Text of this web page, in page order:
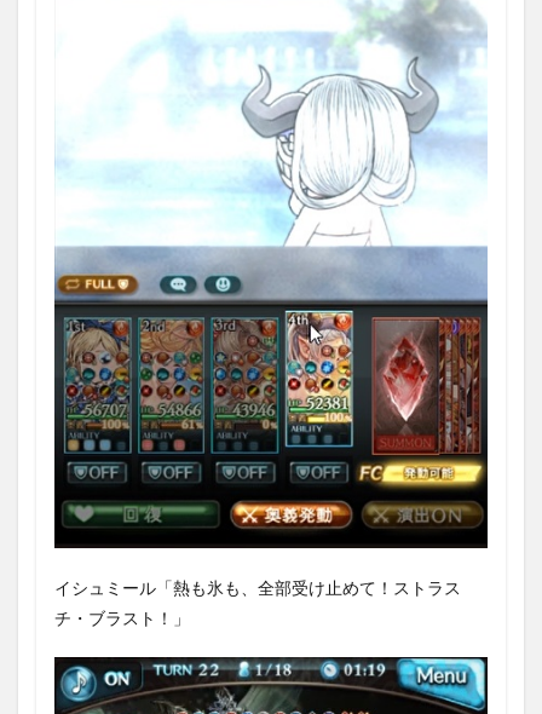
ール
連す
るイ
ベン
ト
4.1
ポー
チャ
ー
ズ・
デイ
国軍
人の
おじ
さん
（37
歳）
イシュミール「熱も氷も、全部受け止めて！ストラス
チ・ブラスト！」